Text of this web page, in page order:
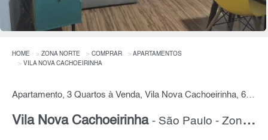
HOME ZONA NORTE COMPRAR
APARTAMENTOS
VILA NOVA CACHOEIRINHA
Apartamento, 3 Quartos à Venda, Vila Nova Cachoeirinha, 65 m² por R$ 382.000,00
Vila Nova Cachoeirinha - São Paulo - Zona Norte